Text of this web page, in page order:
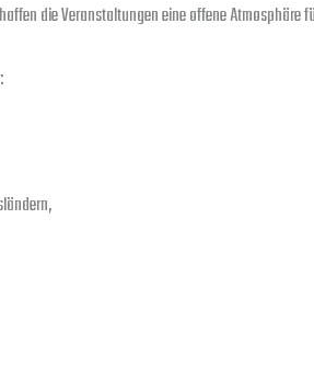
die Veranstaltungen eine offene